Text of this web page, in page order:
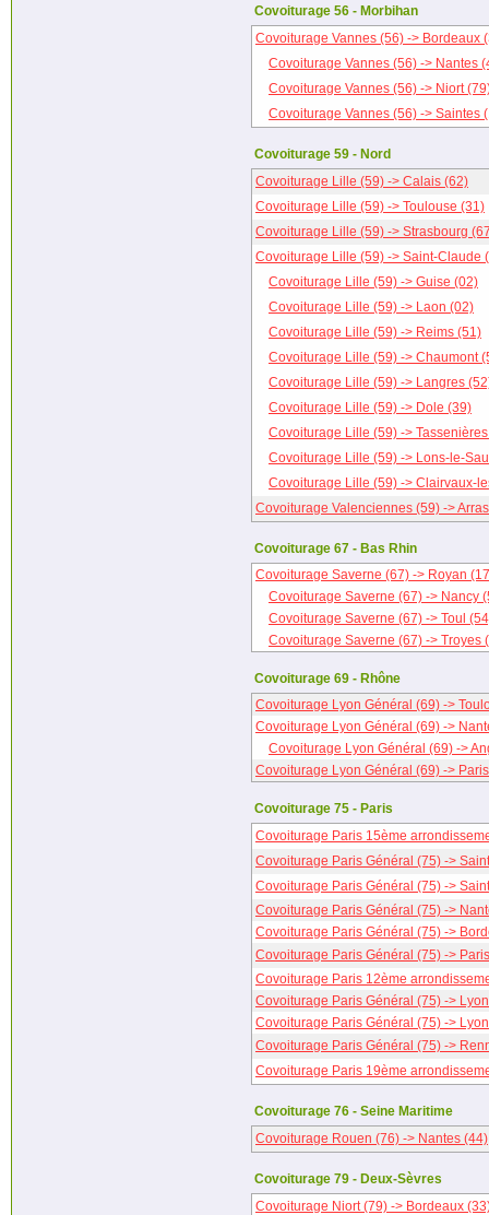
Covoiturage 56 - Morbihan
Covoiturage Vannes (56) -> Bordeaux
Covoiturage Vannes (56) -> Nantes
Covoiturage Vannes (56) -> Niort
Covoiturage Vannes (56) -> Saintes
Covoiturage 59 - Nord
Covoiturage Lille (59) -> Calais (62)
Covoiturage Lille (59) -> Toulouse (31)
Covoiturage Lille (59) -> Strasbourg
Covoiturage Lille (59) -> Saint-Claude
Covoiturage Lille (59) -> Guise (02)
Covoiturage Lille (59) -> Laon (02)
Covoiturage Lille (59) -> Reims (51)
Covoiturage Lille (59) -> Chaumont
Covoiturage Lille (59) -> Langres
Covoiturage Lille (59) -> Dole (39)
Covoiturage Lille (59) ->
Covoiturage Lille (59) -> Lons-le-
Covoiturage Lille (59) -> Clairvaux-
Covoiturage Valenciennes (59) ->
Covoiturage 67 - Bas Rhin
Covoiturage Saverne (67) -> Royan
Covoiturage Saverne (67) -> Nancy
Covoiturage Saverne (67) -> Toul
Covoiturage Saverne (67) -> Troyes
Covoiturage 69 - Rhône
Covoiturage Lyon Général (69) ->
Covoiturage Lyon Général (69) ->
Covoiturage Lyon Général (69) ->
Covoiturage Lyon Général (69) ->
Covoiturage 75 - Paris
Covoiturage Paris 15ème
Covoiturage Paris Général (75) ->
Covoiturage Paris Général (75) ->
Covoiturage Paris Général (75) ->
Covoiturage Paris Général (75) ->
Covoiturage Paris Général (75) ->
Covoiturage Paris 12ème
Covoiturage Paris Général (75) ->
Covoiturage Paris Général (75) ->
Covoiturage Paris Général (75) ->
Covoiturage Paris 19ème
Covoiturage 76 - Seine Maritime
Covoiturage Rouen (76) -> Nantes (44)
Covoiturage 79 - Deux-Sèvres
Covoiturage Niort (79) -> Bordeaux